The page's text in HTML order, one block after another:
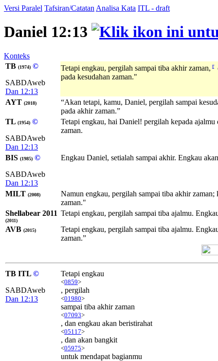
Versi Paralel Tafsiran/Catatan Analisa Kata ITL - draft
Daniel 12:13
Konteks
TB (1974) ©
SABDAweb
Dan 12:13
Tetapi engkau, pergilah sampai tiba akhir zaman, r
pada kesudahan zaman."
AYT (2018)
“Akan tetapi, kamu, Daniel, pergilah sampai
pada akhir zaman.”
TL (1954) ©
SABDAweb
Dan 12:13
Tetapi engkau, hai Daniel! pergilah kepada
zaman.
BIS (1985) ©
SABDAweb
Dan 12:13
Engkau Daniel, setialah sampai akhir. Engkau
MILT (2008)
Namun engkau, pergilah sampai tiba akhir
zaman."
Shellabear 2011
(2011)
Tetapi engkau, pergilah sampai tiba ajalmu.
AVB (2015)
Tetapi engkau, pergilah sampai tiba ajalmu.
zaman.”
TB ITL ©
SABDAweb
Dan 12:13
Tetapi engkau
<0859>
, pergilah
<01980>
sampai tiba akhir zaman
<07093>
, dan engkau akan beristirahat
<05117>
, dan akan bangkit
<05975>
untuk mendapat bagianmu